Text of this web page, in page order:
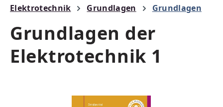
Elektrotechnik Grundlagen Grundlagen
Grundlagen der
Elektrotechnik 1
Bildergalerie überspringen